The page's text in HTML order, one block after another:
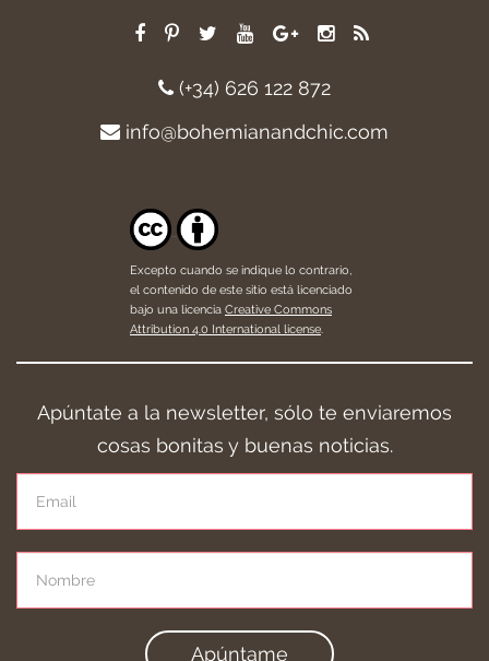
(+34) 626 122 872
info@bohemianandchic.com
Excepto cuando se indique lo contrario,
el contenido de este sitio está licenciado
bajo una licencia Creative Commons
Attribution 4.0 International license.
Apúntate a la newsletter, sólo te enviaremos
cosas bonitas y buenas noticias.
Apúntame